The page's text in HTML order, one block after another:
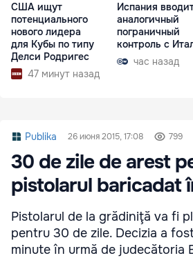
США ищут
потенциального
нового лидера
для Кубы по типу
Делси Родригес
47 минут назад
Испания
аналогичный
пограничный
контроль с
час назад
Publika 26 июня 2015, 17:08 799
30 de zile de arest
pistolarul baricadat
Pistolarul de la grădiniţă va fi
pentru 30 de zile. Decizia a
minute în urmă de judecătoria